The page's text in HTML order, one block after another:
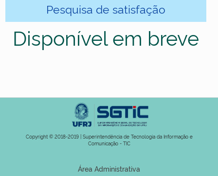
Pesquisa de satisfação
Disponível em breve
Copyright © 2018-2019 | Superintendência de Tecnologia da Informação e
Comunicação - TIC
Área Administrativa